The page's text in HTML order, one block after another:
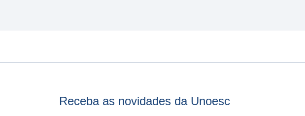
Receba as novidades da Unoesc